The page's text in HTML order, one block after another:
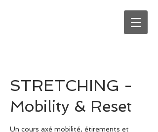
STRETCHING -
Mobility & Reset
Un cours axé mobilité, étirements et